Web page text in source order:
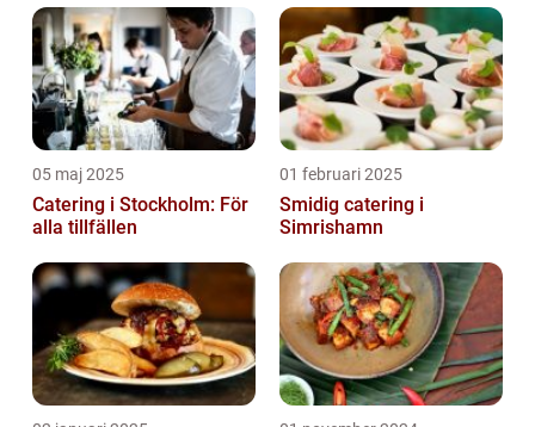
05 maj 2025
Catering i Stockholm: För
alla tillfällen
01 februari 2025
Smidig catering i
Simrishamn